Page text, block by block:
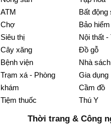
ATM
Chợ
Siêu thị
Cây xăng
Bệnh viện
Trạm xá - Phòng
khám
Tiệm thuốc
Bất động
Bảo hiểm
Nội thất -
Đồ gỗ
Nhà sách
Gia dụng
Cầm đồ
Thú Y
Thời trang & Công